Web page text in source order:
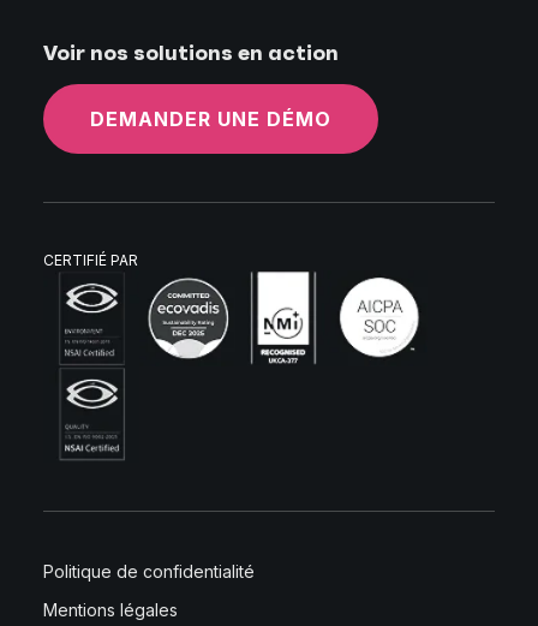
Voir nos solutions en action
DEMANDER UNE DÉMO
CERTIFIÉ PAR
Politique de confidentialité
Mentions légales